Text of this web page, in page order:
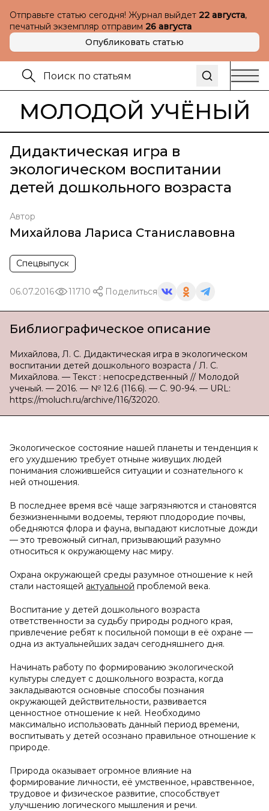
Отправьте статью сегодня! Журнал выйдет 22 августа,
печатный экземпляр отправим 26 августа
Опубликовать статью
МОЛОДОЙ УЧЁНЫЙ
Дидактическая игра в
экологическом воспитании
детей дошкольного возраста
Автор
Михайлова Лариса Станиславовна
Спецвыпуск
06.07.2016 11710 Поделиться
Библиографическое описание
Михайлова, Л. С. Дидактическая игра в экологическом
воспитании детей дошкольного возраста / Л. С.
Михайлова. — Текст : непосредственный // Молодой
ученый. — 2016. — № 12.6 (116.6). — С. 90-94. — URL:
https://moluch.ru/archive/116/32020.
Экологическое состояние нашей планеты и тенденция к
его ухудшению требует отныне живущих людей
понимания сложившейся ситуации и сознательного к
ней отношения.
В последнее время всё чаще загрязняются и становятся
безжизненными водоемы, теряют плодородие почвы,
обедняются флора и фауна, выпадают кислотные дожди
— это тревожный сигнал, призывающий разумно
относиться к окружающему нас миру.
Охрана окружающей среды разумное отношение к ней
стали настоящей актуальной проблемой века.
Воспитание у детей дошкольного возраста
ответственности за судьбу природы родного края,
привлечение ребят к посильной помощи в её охране —
одна из актуальнейших задач сегодняшнего дня.
Начинать работу по формированию экологической
культуры следует с дошкольного возраста, когда
закладываются основные способы познания
окружающей действительности, развивается
ценностное отношение к ней. Необходимо
максимально использовать данный период времени,
воспитывать у детей осознано правильное отношение к
природе.
Природа оказывает огромное влияние на
формирование личности, её умственное, нравственное,
трудовое и физическое развитие, способствует
улучшению логического мышления и речи.